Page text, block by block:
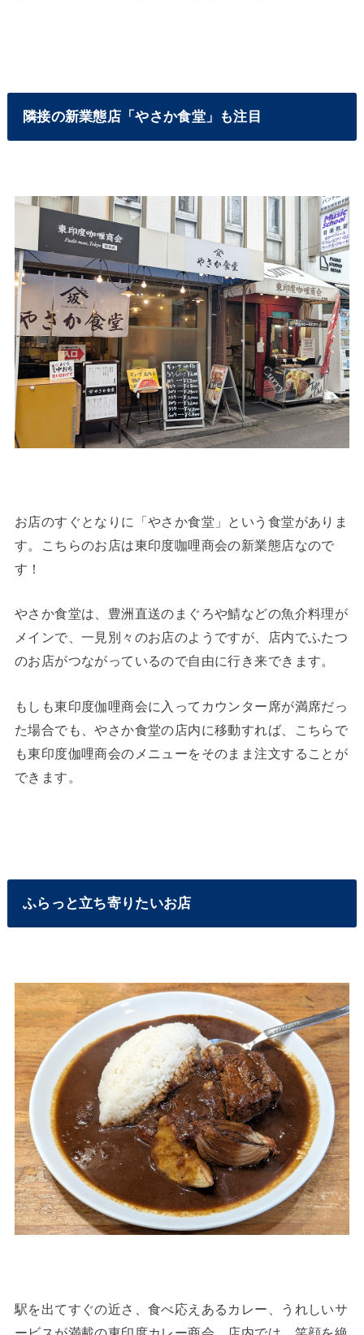
隣接の新業態店「やさか食堂」も注目
お店のすぐとなりに「やさか食堂」という食堂がありま
す。こちらのお店は東印度咖哩商会の新業態店なので
す！
やさか食堂は、豊洲直送のまぐろや鯖などの魚介料理が
メインで、一見別々のお店のようですが、店内でふたつ
のお店がつながっているので自由に行き来できます。
もしも東印度伽哩商会に入ってカウンター席が満席だっ
た場合でも、やさか食堂の店内に移動すれば、こちらで
も東印度伽哩商会のメニューをそのまま注文することが
できます。
ふらっと立ち寄りたいお店
駅を出てすぐの近さ、食べ応えあるカレー、うれしいサ